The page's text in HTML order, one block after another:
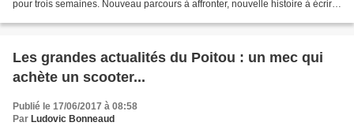
pour trois semaines. Nouveau parcours à affronter, nouvelle histoire à écrire.
Les grandes actualités du Poitou : un mec qui
achète un scooter...
Publié le 17/06/2017 à 08:58
Par Ludovic Bonneaud